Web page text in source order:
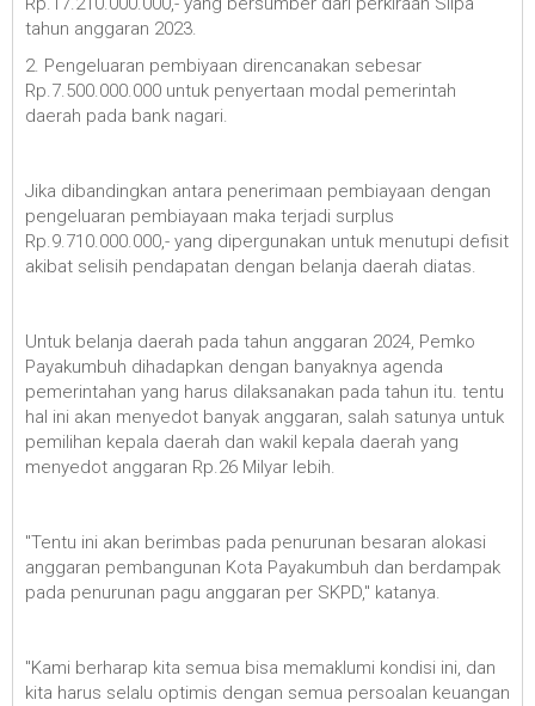
tahun anggaran 2023.
2. Pengeluaran pembiyaan direncanakan sebesar
Rp.7.500.000.000 untuk penyertaan modal pemerintah
daerah pada bank nagari.
Jika dibandingkan antara penerimaan pembiayaan dengan
pengeluaran pembiayaan maka terjadi surplus
Rp.9.710.000.000,- yang dipergunakan untuk menutupi defisit
akibat selisih pendapatan dengan belanja daerah diatas.
Untuk belanja daerah pada tahun anggaran 2024, Pemko
Payakumbuh dihadapkan dengan banyaknya agenda
pemerintahan yang harus dilaksanakan pada tahun itu. tentu
hal ini akan menyedot banyak anggaran, salah satunya untuk
pemilihan kepala daerah dan wakil kepala daerah yang
menyedot anggaran Rp.26 Milyar lebih.
"Tentu ini akan berimbas pada penurunan besaran alokasi
anggaran pembangunan Kota Payakumbuh dan berdampak
pada penurunan pagu anggaran per SKPD," katanya.
"Kami berharap kita semua bisa memaklumi kondisi ini, dan
kita harus selalu optimis dengan semua persoalan keuangan